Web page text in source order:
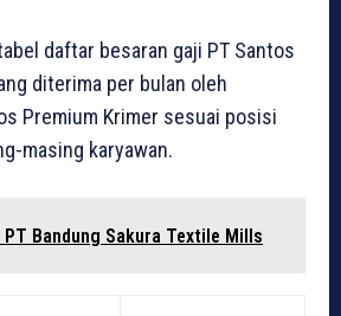
daftar besaran gaji PT Santos
diterima per bulan oleh
Premium Krimer sesuai posisi
masing karyawan.
PT Bandung Sakura Textile Mills